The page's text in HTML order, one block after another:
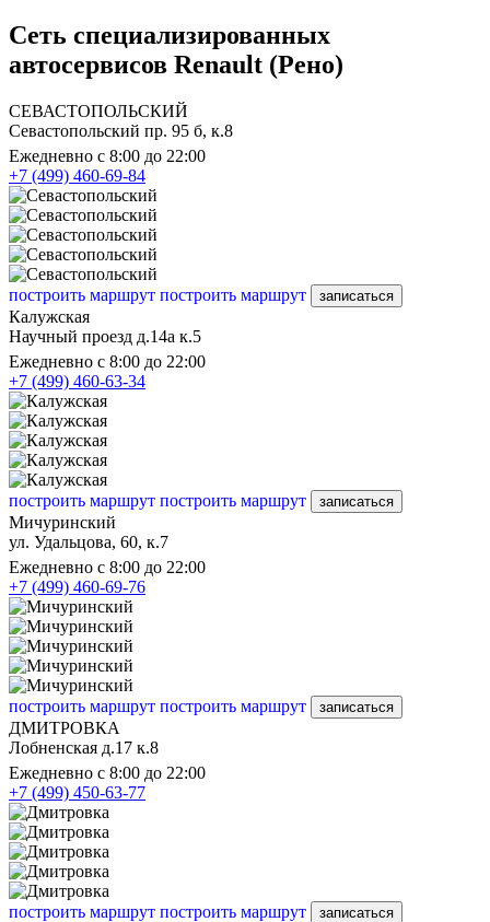
Сеть специализированных
автосервисов Renault (Рено)
СЕВАСТОПОЛЬСКИЙ
Севастопольский пр. 95 б, к.8
Ежедневно с 8:00 до 22:00
+7 (499) 460-69-84
построить маршрут построить маршрут записаться
Калужская
Научный проезд д.14а к.5
Ежедневно с 8:00 до 22:00
+7 (499) 460-63-34
построить маршрут построить маршрут записаться
Мичуринский
ул. Удальцова, 60, к.7
Ежедневно с 8:00 до 22:00
+7 (499) 460-69-76
построить маршрут построить маршрут записаться
ДМИТРОВКА
Лобненская д.17 к.8
Ежедневно с 8:00 до 22:00
+7 (499) 450-63-77
построить маршрут построить маршрут записаться